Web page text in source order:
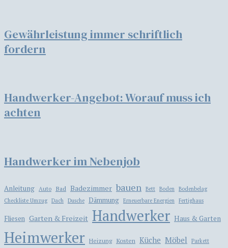
Gewährleistung immer schriftlich
fordern
Handwerker-Angebot: Worauf muss ich
achten
Handwerker im Nebenjob
Anleitung Auto Bad Badezimmer bauen Bett Boden
Bodenbelag
Checkliste Umzug Dach Dusche Dämmung Erneuerbare Energien Fertighaus
Fliesen Garten & Freizeit Handwerker Haus & Garten
Heimwerker Heizung Kosten Küche Möbel Parkett